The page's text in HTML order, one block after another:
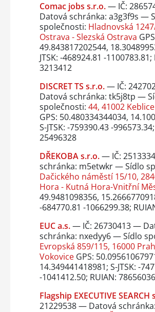
Comac jobs s.r.o.— IČ:
Datová schránka: a3g3f9s —
společnosti: Hladnovská
Ostrava - Slezská Ostrava
49.843817202544,
JTSK: -468924.81 -1100783.81;
3213412
DISCRET TS s.r.o.— IČ:
Datová schránka: tk5j8tp —
společnosti: 44, 41002
GPS: 50.480334344034,
S-JTSK: -759390.43 -
25496328
DŘEKOBA s.r.o.— IČ:
schránka: m5etwkr — Sídlo
Dačického náměstí 15/10,
Hora - Kutná Hora-Vnitřní
49.9481098356,
-684770.81 -1066299.38;
EUC a.s.— IČ: 26730413 —
schránka: nxedyy6 — Sídlo
Evropská 859/115, 16000
VokoviceGPS:
14.349441418981; S-JTSK: -
-1041412.50; RUIAN: 78656036
Flagship EXECUTIVE SEARCH
21229538 — Datová